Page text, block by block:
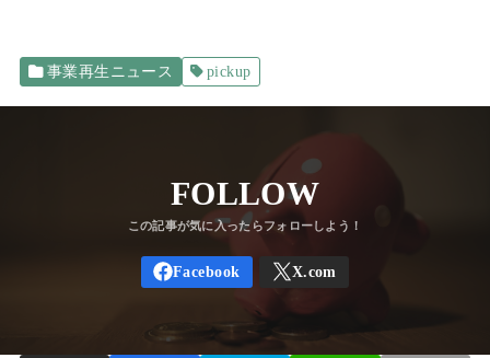
事業再生ニュース pickup
FOLLOW